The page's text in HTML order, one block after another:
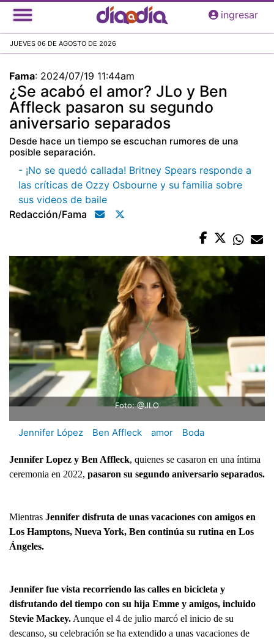
Pasar
al
principal
ingresar
JUEVES 06 DE AGOSTO DE 2026
Fama: 2024/07/19 11:44am
¿Se acabó el amor? JLo y Ben
Affleck pasaron su segundo
aniversario separados
Desde hace un tiempo se escuchan rumores de una
posible separación.
- ¡No se quedó callada! Britney Spears responde a
las críticas de Ozzy Osbourne y su familia sobre
sus videos de baile
Redacción/fama
Foto: @JLO
Jennifer López Ben Affleck amor Boda
Jennifer Lopez y Ben Affleck, quienes se casaron en una íntima
ceremonia en 2022, pasaron su segundo aniversario separados.
Mientras Jennifer disfruta de unas vacaciones con amigos en
Los Hamptons, Nueva York, Ben continúa su rutina en Los
Ángeles.
Jennifer fue vista recorriendo las calles en bicicleta y
disfrutando del tiempo con su hija Emme y amigos, incluido
Stevie Mackey. Aunque el 4 de julio marcó el inicio de su
descanso, su celebración se ha extendido a unas vacaciones de